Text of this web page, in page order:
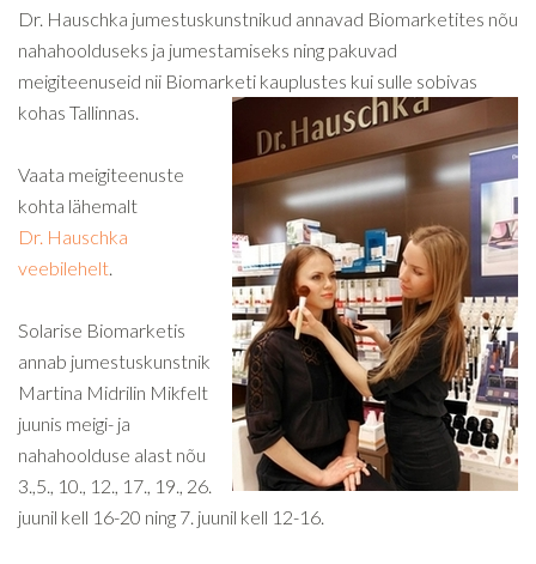
Dr. Hauschka jumestuskunstnikud annavad Biomarketites nõu
nahahoolduseks ja jumestamiseks ning pakuvad
meigiteenuseid nii Biomarketi kauplustes kui sulle sobivas
kohas Tallinnas.
Vaata meigiteenuste
kohta lähemalt
Dr. Hauschka
veebilehelt.
Solarise Biomarketis
annab jumestuskunstnik
Martina Midrilin Mikfelt
juunis meigi- ja
nahahoolduse alast nõu
3.,5., 10., 12., 17., 19., 26.
juunil kell 16-20 ning 7. juunil kell 12-16.